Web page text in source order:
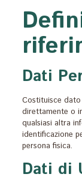
Dati
Costituisce dato
direttamente o
qualsiasi altra
identificazione
persona fisica.
Dati di